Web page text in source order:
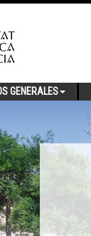
GENERALES